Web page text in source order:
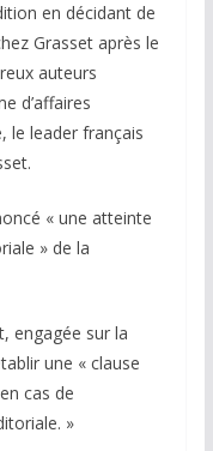
en décidant de
Grasset après le
auteurs
d’affaires
le leader français
« une atteinte
» de la
engagée sur la
une « clause
cas de
»